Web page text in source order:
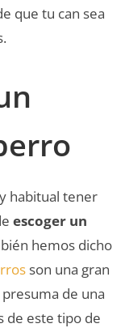
que tu can sea
habitual tener
escoger un
hemos dicho
son una gran
de una
de este tipo de